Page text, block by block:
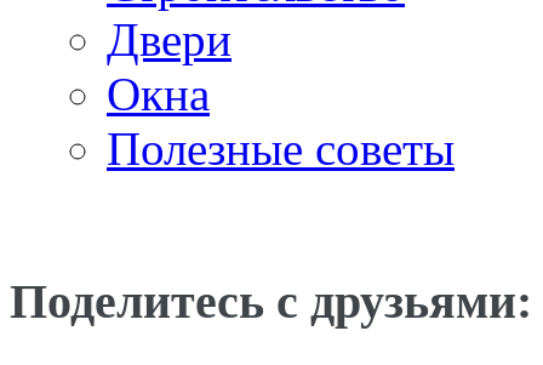
Двери
Окна
Полезные советы
Поделитесь с друзьями: